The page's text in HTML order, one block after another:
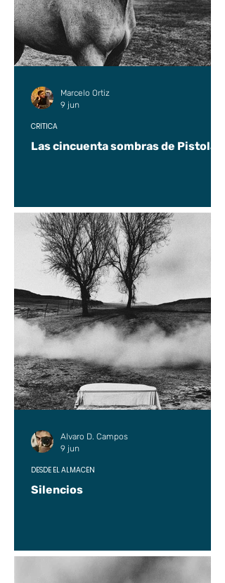
Las cincuenta sombras de Pistolas
CRÍTICA
Marcelo Ortiz
9 jun
Silencios
DESDE EL ALMACÉN
Alvaro D. Campos
9 jun